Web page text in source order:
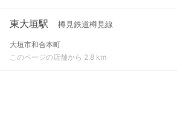
東大垣駅 樽見鉄道樽見線
大垣市和合本町
このページの店舗から 2.8 km